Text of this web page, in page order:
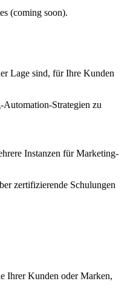
(coming soon).
Lage sind, für Ihre Kunden
Strategien zu
Instanzen für Marketing-
zertifizierende Schulungen
Ihrer Kunden oder Marken,